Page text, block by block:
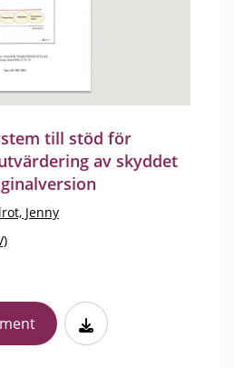
till stöd för
av skyddet
Jenny